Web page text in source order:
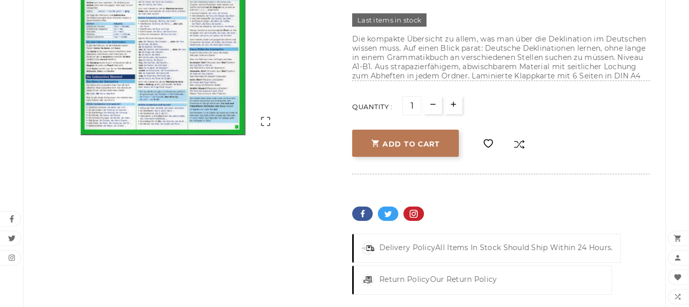

Last items in stock
Die kompakte Übersicht zu allem, was man über die Deklination im Deutschen
wissen muss. Auf einen Blick parat: Deutsche Deklinationen lernen, ohne lange
in einem Grammatikbuch an verschiedenen Stellen suchen zu müssen. Niveau
A1-B1. Aus strapazierfähigem, abwischbarem Material mit seitlicher Lochung
zum Abheften in jedem Ordner. Laminierte Klappkarte mit 6 Seiten in DIN A4
QUANTITY :
 ADD TO CART
Delivery PolicyAll Items In Stock Should Ship Within 24 Hours.
Return PolicyOur Return Policy



